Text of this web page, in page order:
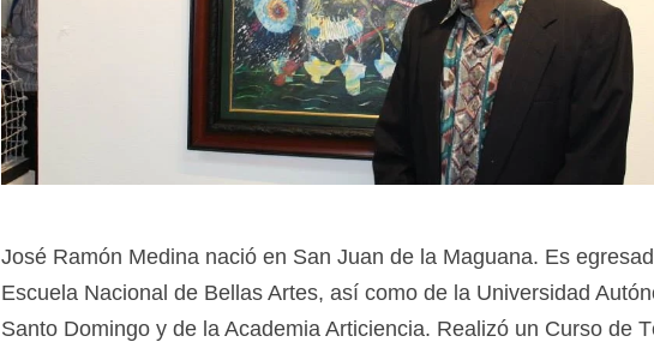
José Ramón Medina nació en San Juan de la Maguana. Es
Escuela Nacional de Bellas Artes, así como de la Universidad
Santo Domingo y de la Academia Articiencia. Realizó un Curso de